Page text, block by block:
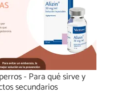
- Para qué sirve y
secundarios